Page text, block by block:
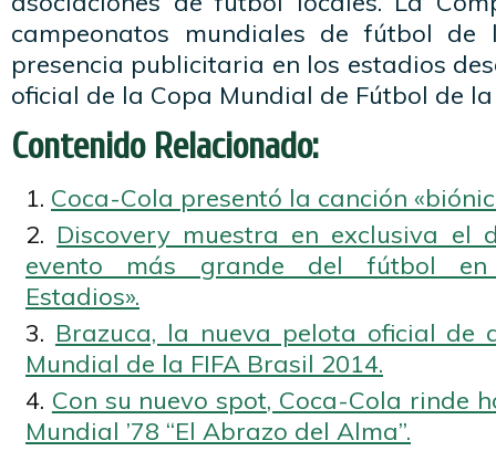
campeonatos mundiales de fútbol
presencia publicitaria en los estadios
oficial de la Copa Mundial de Fútbol de la
Contenido Relacionado:
Coca-Cola presentó la canción
Discovery muestra en exclusiva el
evento más grande del fútbol en
Estadios».
Brazuca, la nueva pelota oficial de
Mundial de la FIFA Brasil 2014.
Con su nuevo spot, Coca-Cola rinde
Mundial ’78 “El Abrazo del Alma”.